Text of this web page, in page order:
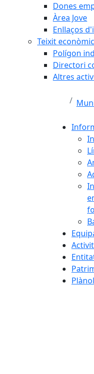
Dones
Àrea Jove
Enllaços
Teixit
Polígon
Directori
Altres